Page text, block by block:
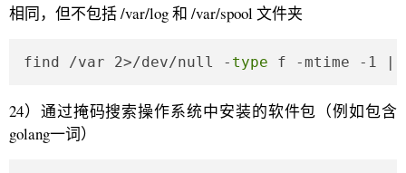
相同，但不包括 /var/log 和 /var/spool 文件夹
find /var 2>/dev/null - type f -mtime -1 |
24）通过掩码搜索操作系统中安装的软件包（例如包含
golang一词）